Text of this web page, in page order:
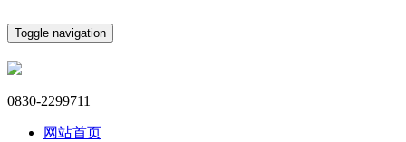
Toggle navigation
0830-2299711
网站首页